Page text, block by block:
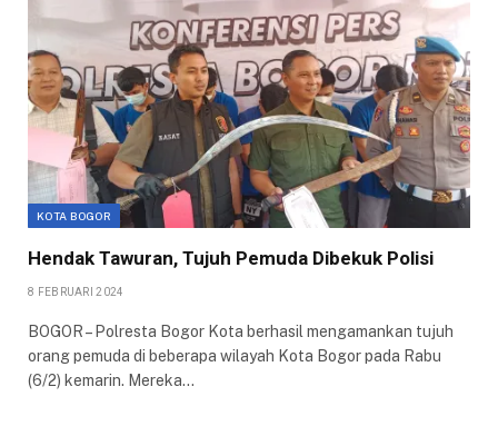
KOTA BOGOR
Hendak Tawuran, Tujuh Pemuda Dibekuk Polisi
8 FEBRUARI 2024
BOGOR – Polresta Bogor Kota berhasil mengamankan tujuh
orang pemuda di beberapa wilayah Kota Bogor pada Rabu
(6/2) kemarin. Mereka…